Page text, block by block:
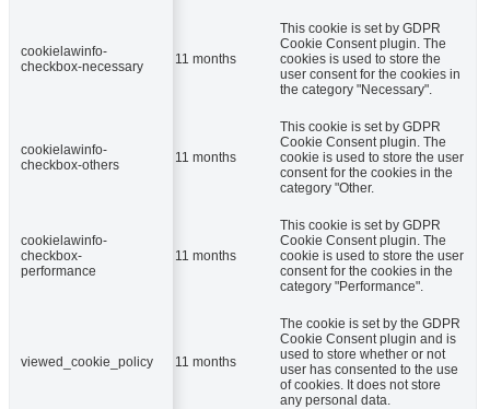
cookielawinfo-
checkbox-necessary
11 months
This cookie is set by GDPR
Cookie Consent plugin. The
cookies is used to store the
user consent for the cookies in
the category "Necessary".
cookielawinfo-
checkbox-others
11 months
This cookie is set by GDPR
Cookie Consent plugin. The
cookie is used to store the user
consent for the cookies in the
category "Other.
cookielawinfo-
checkbox-
performance
11 months
This cookie is set by GDPR
Cookie Consent plugin. The
cookie is used to store the user
consent for the cookies in the
category "Performance".
viewed_cookie_policy 11 months
The cookie is set by the GDPR
Cookie Consent plugin and is
used to store whether or not
user has consented to the use
of cookies. It does not store
any personal data.